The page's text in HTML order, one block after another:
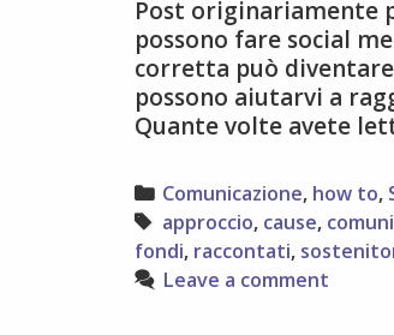
Post originariamente
possono fare social
corretta può diventare
possono aiutarvi a
Quante volte avete
Categories
Comunicazione, how to,
Tags
approccio, cause,
fondi, raccontati,
Leave a comment